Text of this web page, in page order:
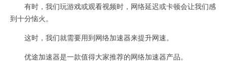
有时，我们玩游戏或观看视频时，网络延迟或卡顿会让我们感
到十分恼火。
这时，我们就需要用到网络加速器来提升网速。
优途加速器是一款值得大家推荐的网络加速器产品。